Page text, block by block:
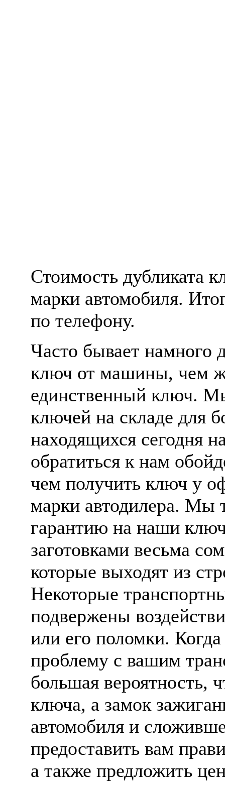
Стоимость дубликата
марки автомобиля.
по телефону.
Часто бывает намного
ключ от машины, чем
единственный ключ.
ключей на складе для
находящихся сегодня
обратиться к нам
чем получить ключ у
марки автодилера. Мы
гарантию на наши
заготовками весьма
которые выходят из
Некоторые
подвержены
или его поломки.
проблему с вашим
большая вероятность,
ключа, а замок
автомобиля и
предоставить вам
а также предложить